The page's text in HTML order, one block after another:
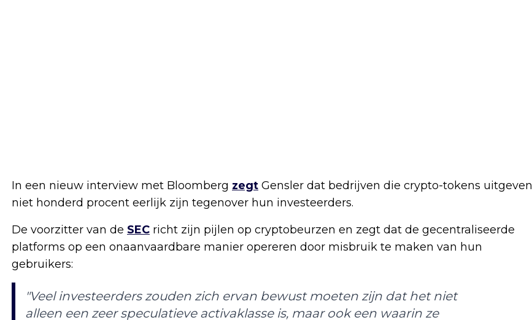
In een nieuw interview met Bloomberg zegt Gensler dat bedrijven die crypto-tokens uitgeven
niet honderd procent eerlijk zijn tegenover hun investeerders.
De voorzitter van de SEC richt zijn pijlen op cryptobeurzen en zegt dat de gecentraliseerde
platforms op een onaanvaardbare manier opereren door misbruik te maken van hun
gebruikers:
"Veel investeerders zouden zich ervan bewust moeten zijn dat het niet
alleen een zeer speculatieve activaklasse is, maar ook een waarin ze